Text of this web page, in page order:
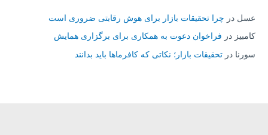
عسل در چرا تحقیقات بازار برای هوش رقابتی ضروری است
کامبیز در فراخوان دعوت به همکاری برای برگزاری همایش
سورنا درتحقیقات بازار؛ نکاتی که کافرماها باید بدانند